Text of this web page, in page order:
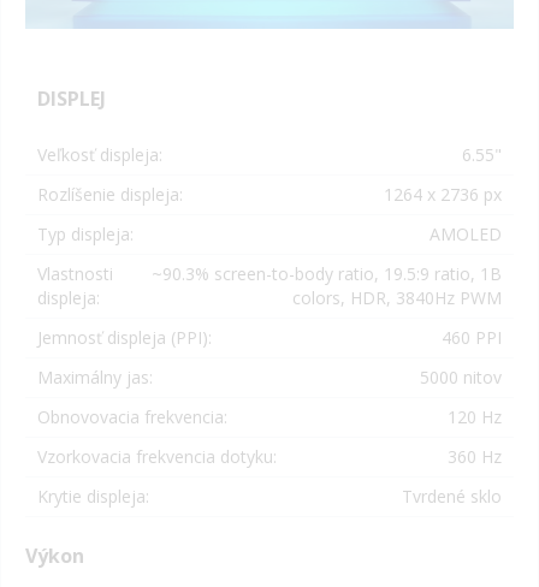
DISPLEJ
Veľkosť displeja:
6.55"
Rozlíšenie displeja:
1264 x 2736 px
Typ displeja:
AMOLED
Vlastnosti
displeja:
~90.3% screen-to-body ratio, 19.5:9 ratio, 1B
colors, HDR, 3840Hz PWM
Jemnosť displeja (PPI):
460 PPI
Maximálny jas:
5000 nitov
Obnovovacia frekvencia:
120 Hz
Vzorkovacia frekvencia dotyku:
360 Hz
Krytie displeja:
Tvrdené sklo
Výkon